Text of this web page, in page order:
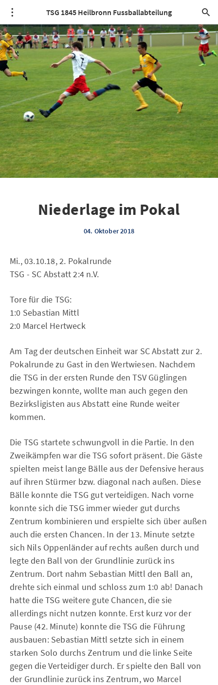
TSG 1845 Heilbronn Fussballabteilung
Niederlage im Pokal
04. Oktober 2018
Mi., 03.10.18, 2. Pokalrunde
TSG - SC Abstatt 2:4 n.V.
Tore für die TSG:
1:0 Sebastian Mittl
2:0 Marcel Hertweck
Am Tag der deutschen Einheit war SC Abstatt zur 2.
Pokalrunde zu Gast in den Wertwiesen. Nachdem
die TSG in der ersten Runde den TSV Güglingen
bezwingen konnte, wollte man auch gegen den
Bezirksligisten aus Abstatt eine Runde weiter
kommen.
Die TSG startete schwungvoll in die Partie. In den
Zweikämpfen war die TSG sofort präsent. Die Gäste
spielten meist lange Bälle aus der Defensive heraus
auf ihren Stürmer bzw. diagonal nach außen. Diese
Bälle konnte die TSG gut verteidigen. Nach vorne
konnte sich die TSG immer wieder gut durchs
Zentrum kombinieren und erspielte sich über außen
auch die ersten Chancen. In der 13. Minute setzte
sich Nils Oppenländer auf rechts außen durch und
legte den Ball von der Grundlinie zurück ins
Zentrum. Dort nahm Sebastian Mittl den Ball an,
drehte sich einmal und schloss zum 1:0 ab! Danach
hatte die TSG weitere gute Chancen, die sie
allerdings nicht nutzen konnte. Erst kurz vor der
Pause (42. Minute) konnte die TSG die Führung
ausbauen: Sebastian Mittl setzte sich in einem
starken Solo durchs Zentrum und die linke Seite
gegen die Verteidiger durch. Er spielte den Ball von
der Grundlinie zurück ins Zentrum, wo Marcel